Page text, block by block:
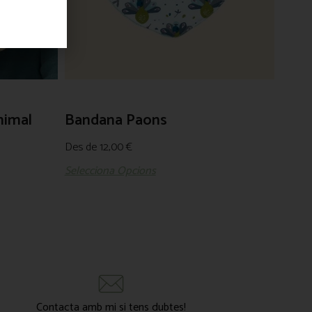
Bandana Paons
Des de12,00€
Contacta amb mi si tens dubtes!